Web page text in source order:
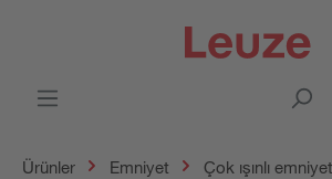
Ürünler Emniyet
Çok ışınlı